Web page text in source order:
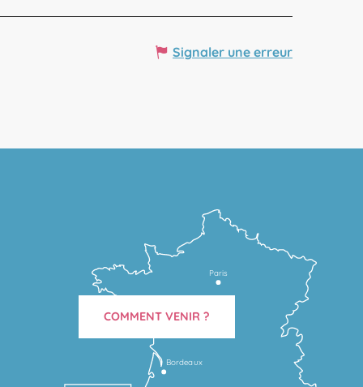
Signaler une erreur
Bordeaux
Paris
COMMENT VENIR ?